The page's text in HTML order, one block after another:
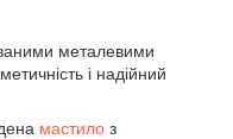
металевими
і надійний
мастило з